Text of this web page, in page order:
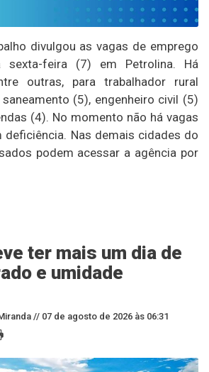
divulgou as vagas de emprego
sexta-feira (7) em Petrolina. Há
outras, para trabalhador rural
(5), engenheiro civil (5)
(4). No momento não há vagas
deficiência. Nas demais cidades do
podem acessar a agência por
ter mais um dia de
e umidade
// 07 de agosto de 2026 às 06:31